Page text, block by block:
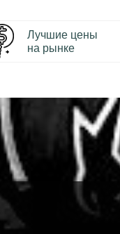
Лучшие цены
на рынке